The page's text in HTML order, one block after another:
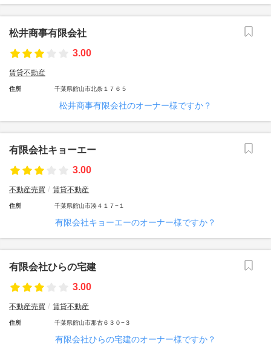
松井商事有限会社
3.00
賃貸不動産
住所 千葉県館山市北条１７６５
松井商事有限会社のオーナー様ですか？
有限会社キョーエー
3.00
不動産売買 賃貸不動産
住所 千葉県館山市湊４１７−１
有限会社キョーエーのオーナー様ですか？
有限会社ひらの宅建
3.00
不動産売買 賃貸不動産
住所 千葉県館山市那古６３０−３
有限会社ひらの宅建のオーナー様ですか？